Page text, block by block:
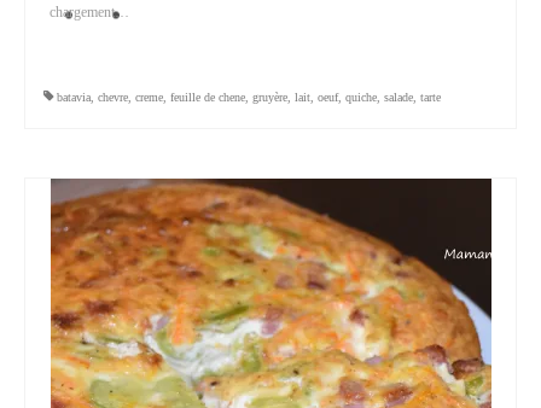
chargement…
batavia chevre creme feuille de chene gruyère lait oeuf, quiche salade tarte